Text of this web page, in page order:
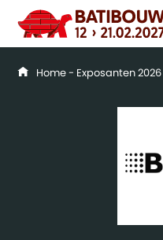
Home- Exposanten 2026